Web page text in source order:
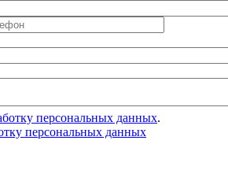
персональных данных.
персональных данных